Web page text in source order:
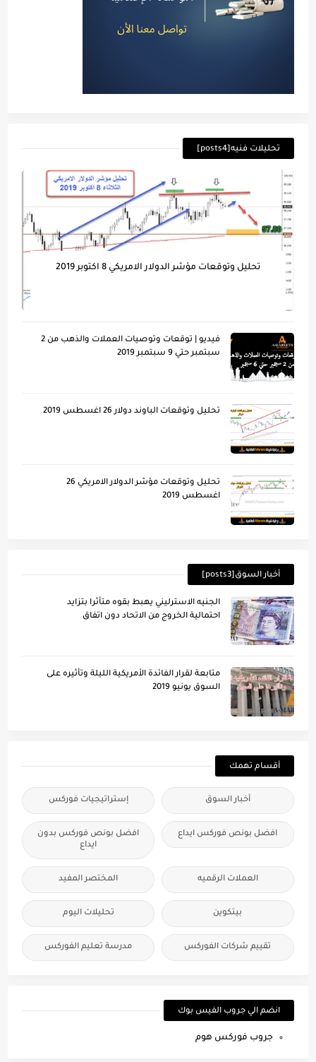
تحليلات فنيه[posts4]
تحليل وتوقعات مؤشر الدولار الامريكي 8 اكتوبر 2019
فيديو | توقعات وتوصيات العملات والذهب من 2
سبتمبر حتي 9 سبتمبر 2019
تحليل وتوقعات الباوند دولار 26 اغسطس 2019
تحليل وتوقعات مؤشر الدولار الامريكي 26
اغسطس 2019
أخبار السوق[posts3]
الجنيه الاسترليني يهبط بقوه متأثرا بتزايد
احتمالية الخروج من الاتحاد دون اتفاق
متابعة لقرار الفائدة الأمريكية الليلة وتأُثيره على
السوق يونيو 2019
أقسام تهمك
أخبار السوق إستراتيجيات فوركس
افضل بونص فوركس ايداع
افضل بونص فوركس بدون
ايداع
العملات الرقميه المختصر المفيد
بيتكوين تحليلات اليوم
تقييم شركات الفوركس مدرسة تعليم الفوركس
انضم الي جروب الفيس بوك
جروب فوركس هوم